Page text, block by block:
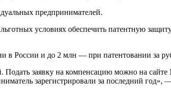
предпринимателей.
условиях обеспечить патентную
в России и до 2 млн — при патентовании за
заявку на компенсацию можно на сайте
зарегистрировали за последний год», —